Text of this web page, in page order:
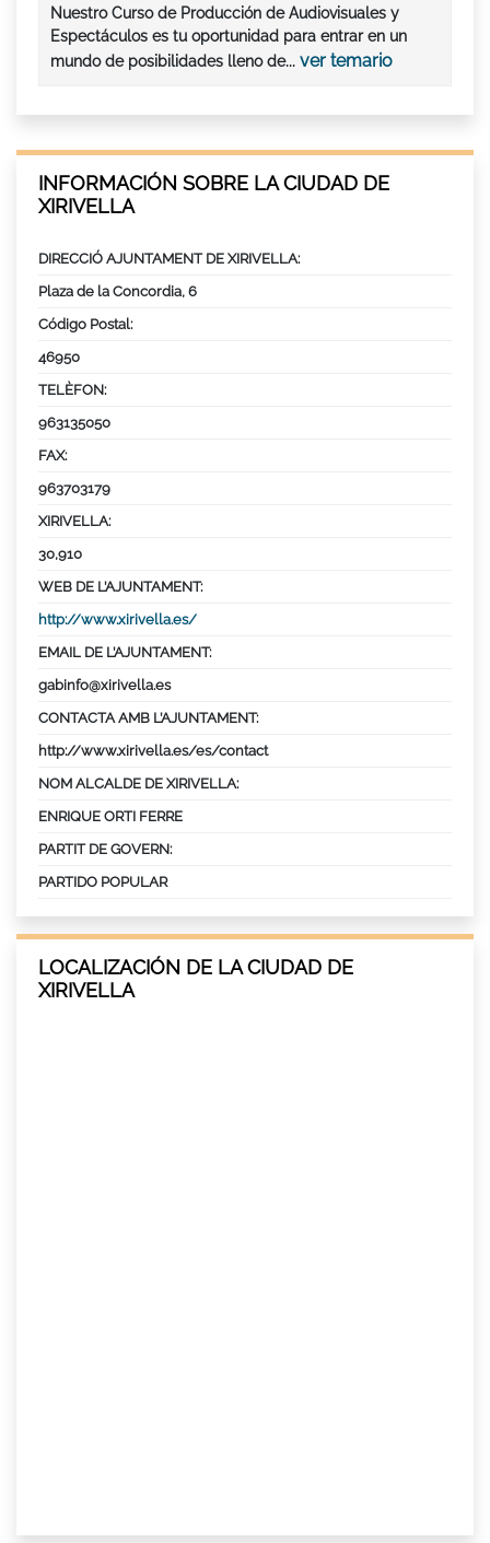
Nuestro Curso de Producción de Audiovisuales y
Espectáculos es tu oportunidad para entrar en un
mundo de posibilidades lleno de... ver temario
INFORMACIÓN SOBRE LA CIUDAD DE
XIRIVELLA
DIRECCIÓ AJUNTAMENT DE XIRIVELLA:
Plaza de la Concordia, 6
Código Postal:
46950
TELÈFON:
963135050
FAX:
963703179
XIRIVELLA:
30,910
WEB DE L’AJUNTAMENT:
http://www.xirivella.es/
EMAIL DE L’AJUNTAMENT:
gabinfo@xirivella.es
CONTACTA AMB L’AJUNTAMENT:
http://www.xirivella.es/es/contact
NOM ALCALDE DE XIRIVELLA:
ENRIQUE ORTI FERRE
PARTIT DE GOVERN:
PARTIDO POPULAR
LOCALIZACIÓN DE LA CIUDAD DE
XIRIVELLA